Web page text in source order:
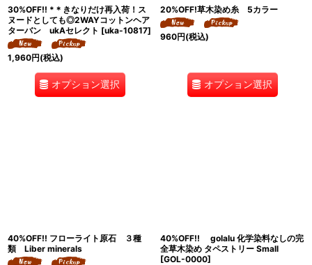
30%OFF!! *＊きなりだけ再入荷！ス
ヌードとしても◎2WAYコットンヘア
ターバン ukAセレクト [uka-10817]
1,960円(税込)
オプション選択
20%OFF!草木染め糸 5カラー
960円(税込)
オプション選択
40%OFF!! フローライト原石 ３種
類 Liber minerals
40%OFF!! golalu 化学染料なしの完
全草木染め タペストリー Small
[GOL-0000]